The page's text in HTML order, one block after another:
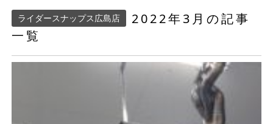
ライダースナップス広島店
2022年3月の記事
一覧